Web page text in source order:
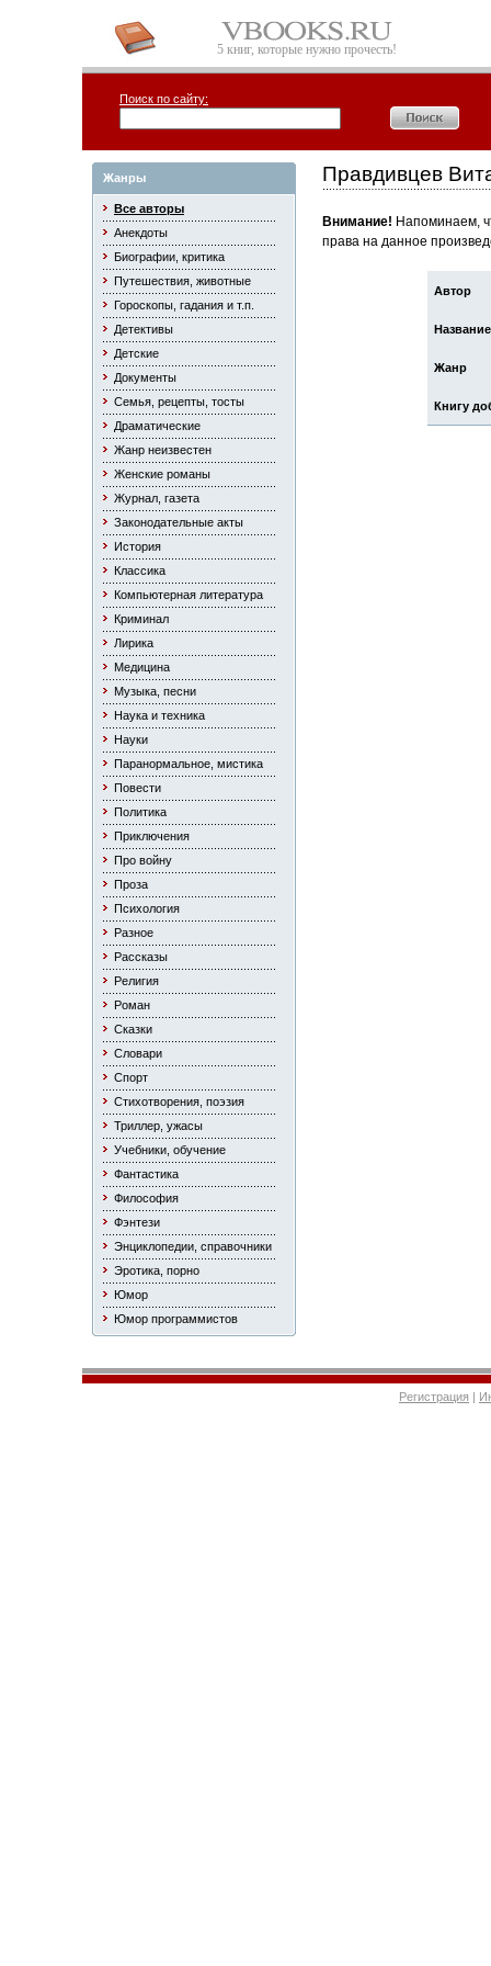
5 книг, которые нужно прочесть!
Поиск по сайту:
Жанры
Все авторы
Анекдоты
Биографии, критика
Путешествия, животные
Гороскопы, гадания и т.п.
Детективы
Детские
Документы
Семья, рецепты, тосты
Драматические
Жанр неизвестен
Женские романы
Журнал, газета
Законодательные акты
История
Классика
Компьютерная литература
Криминал
Лирика
Медицина
Музыка, песни
Наука и техника
Науки
Паранормальное, мистика
Повести
Политика
Приключения
Про войну
Проза
Психология
Разное
Рассказы
Религия
Роман
Сказки
Словари
Спорт
Стихотворения, поэзия
Триллер, ужасы
Учебники, обучение
Фантастика
Философия
Фэнтези
Энциклопедии, справочники
Эротика, порно
Юмор
Юмор программистов
Правдивцев
Внимание! Напоминаем,
права на данное
Автор
Название
Жанр
Книгу
Регистрация |